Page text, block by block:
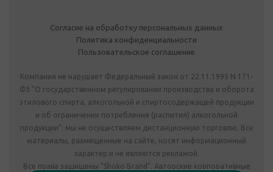
Согласие на обработку персональных данных
Политика конфиденциальности
Пользовательское соглашение
Компания не нарушает Федеральный закон от 22.11.1995 N 171-
ФЗ "О государственном регулировании производства и оборота
этилового спирта, алкогольной и спиртосодержащей продукции
и об ограничении потребления (распития) алкогольной
продукции": мы не осуществляем дистанционную торговлю. Все
материалы, размещенные на сайте, носят информационный
характер и не являются рекламой.
Все права защищены "Shoko Brand". Авторские корпоративные